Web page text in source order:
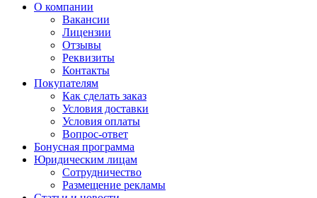
О компании
Вакансии
Лицензии
Отзывы
Реквизиты
Контакты
Покупателям
Как сделать заказ
Условия доставки
Условия оплаты
Вопрос-ответ
Бонусная программа
Юридическим лицам
Сотрудничество
Размещение рекламы